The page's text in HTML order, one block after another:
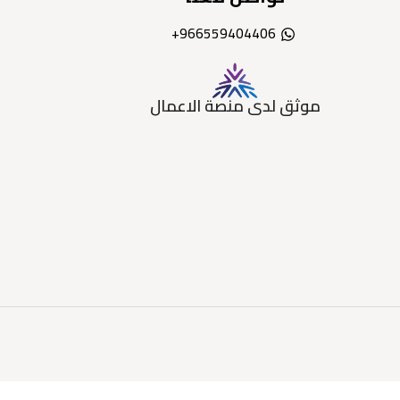
966559404406+
موثق لدى منصة الاعمال